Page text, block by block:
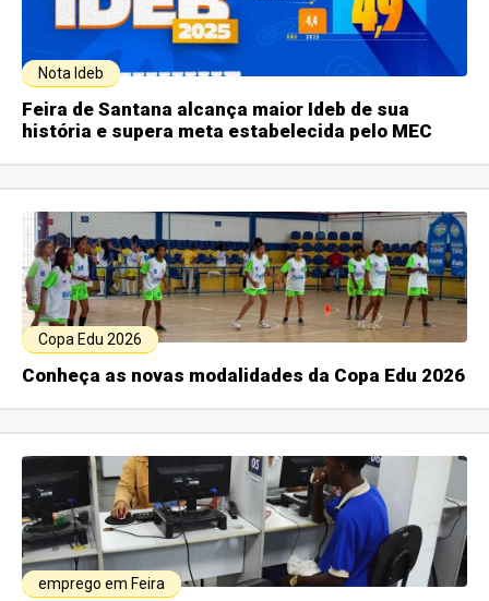
Nota Ideb
Feira de Santana alcança maior Ideb de sua
história e supera meta estabelecida pelo MEC
Copa Edu 2026
Conheça as novas modalidades da Copa Edu 2026
emprego em Feira